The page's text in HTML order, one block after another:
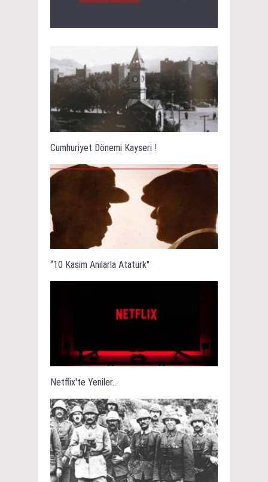
Cumhuriyet Dönemi Kayseri !
“10 Kasım Anılarla Atatürk''
Netflix'te Yeniler...